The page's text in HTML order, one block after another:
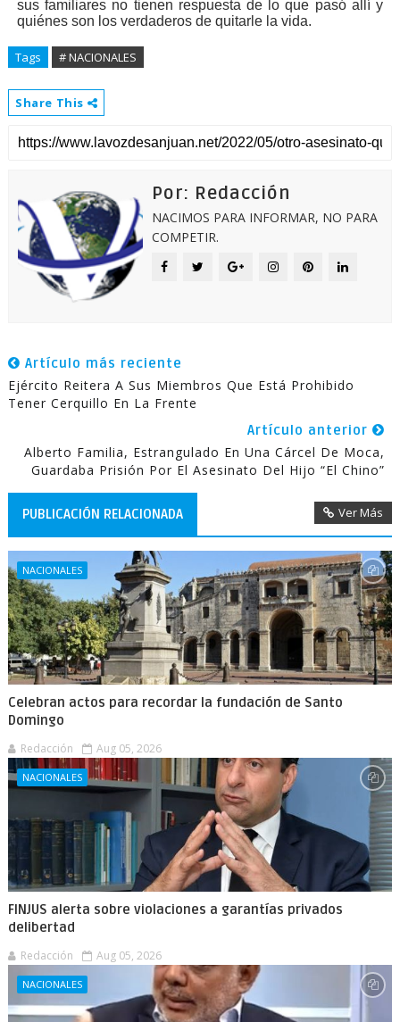
sus familiares no tienen respuesta de lo que pasó allí y
quiénes son los verdaderos de quitarle la vida.
Tags # NACIONALES
Share This
Por: Redacción
NACIMOS PARA INFORMAR, NO PARA
COMPETIR.
Artículo más reciente
Ejército Reitera A Sus Miembros Que Está Prohibido
Tener Cerquillo En La Frente
Artículo anterior
Alberto Familia, Estrangulado En Una Cárcel De Moca,
Guardaba Prisión Por El Asesinato Del Hijo “El Chino”
PUBLICACIÓN RELACIONADA Ver Más
NACIONALES
Celebran actos para recordar la fundación de Santo
Domingo
Redacción Aug 05, 2026
NACIONALES
FINJUS alerta sobre violaciones a garantías privados
delibertad
Redacción Aug 05, 2026
NACIONALES